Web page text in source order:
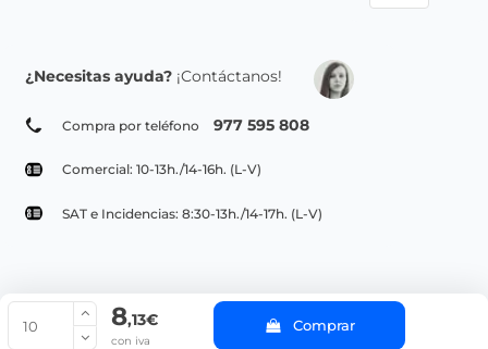
8,13€
con iva
Comprar
¿Necesitas ayuda? ¡Contáctanos!
Compra por teléfono 977 595 808
Comercial: 10-13h./14-16h. (L-V)
SAT e Incidencias: 8:30-13h./14-17h. (L-V)
© Copyright 2022 PepeBar.com |
Aviso legal y
Condiciones generales de compra |
Blog